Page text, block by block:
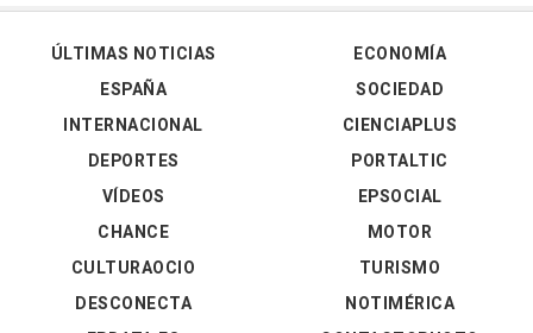
ÚLTIMAS NOTICIAS
ESPAÑA
INTERNACIONAL
DEPORTES
VÍDEOS
ECONOMÍA
SOCIEDAD
CIENCIAPLUS
PORTALTIC
EPSOCIAL
CHANCE
CULTURAOCIO
DESCONECTA
MOTOR
TURISMO
NOTIMÉRICA